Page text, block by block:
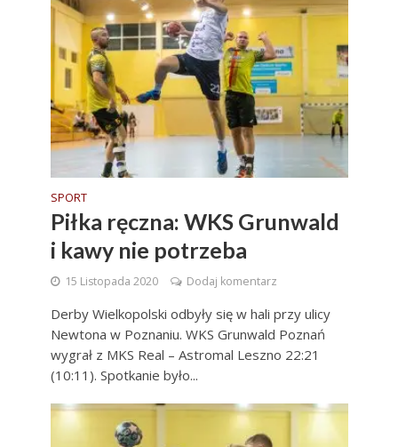
SPORT
Piłka ręczna: WKS Grunwald
i kawy nie potrzeba
15 Listopada 2020 Dodaj komentarz
Derby Wielkopolski odbyły się w hali przy ulicy
Newtona w Poznaniu. WKS Grunwald Poznań
wygrał z MKS Real – Astromal Leszno 22:21
(10:11). Spotkanie było...